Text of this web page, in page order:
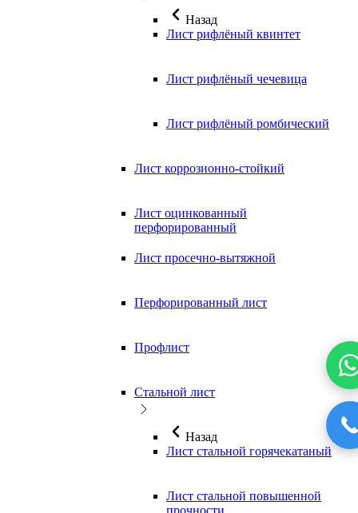
Назад
Лист рифлёный квинтет
Лист рифлёный чечевица
Лист рифлёный ромбический
Лист коррозионно-стойкий
Лист оцинкованный
перфорированный
Лист просечно-вытяжной
Перфорированный лист
Профлист
Стальной лист
Назад
Лист стальной горячекатаный
Лист стальной повышенной